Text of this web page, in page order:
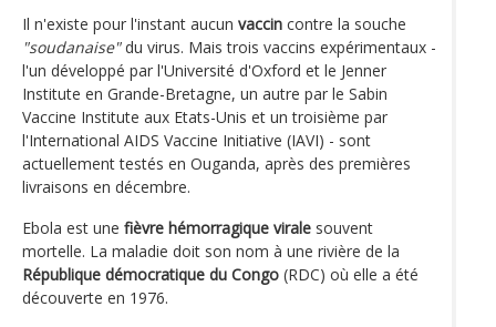
Il n'existe pour l'instant aucun vaccin contre la souche
"soudanaise"du virus. Mais trois vaccins expérimentaux -
l'un développé par l'Université d'Oxford et le Jenner
Institute en Grande-Bretagne, un autre par le Sabin
Vaccine Institute aux Etats-Unis et un troisième par
l'International AIDS Vaccine Initiative (IAVI) - sont
actuellement testés en Ouganda, après des premières
livraisons en décembre.
Ebola est une fièvre hémorragique virale souvent
mortelle. La maladie doit son nom à une rivière de la
République démocratique du Congo (RDC) où elle a été
découverte en 1976.